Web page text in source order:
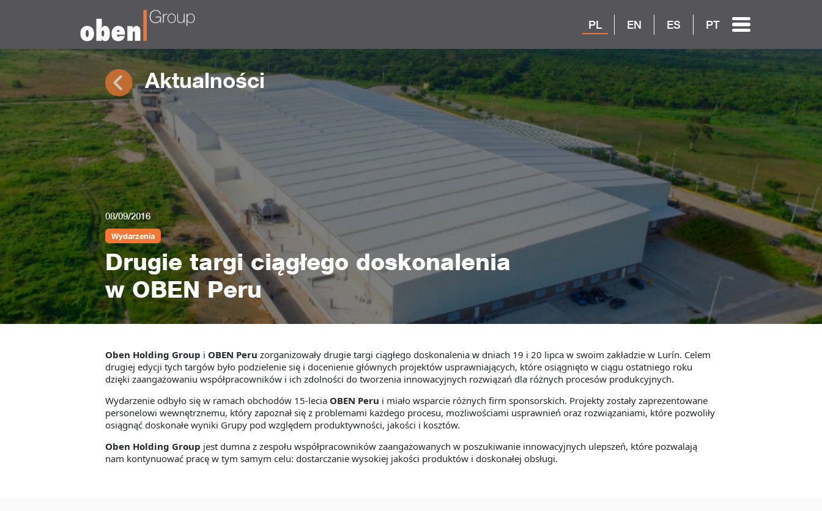
PL EN ES PT
Aktualności
08/09/2016
Wydarzenia
Drugie targi ciągłego doskonalenia
w OBEN Peru
Oben Holding Group i OBEN Peru zorganizowały drugie targi ciągłego doskonalenia w dniach 19 i 20 lipca w swoim zakładzie w Lurín. Celem
drugiej edycji tych targów było podzielenie się i docenienie głównych projektów usprawniających, które osiągnięto w ciągu ostatniego roku
dzięki zaangażowaniu współpracowników i ich zdolności do tworzenia innowacyjnych rozwiązań dla różnych procesów produkcyjnych.
Wydarzenie odbyło się w ramach obchodów 15-lecia OBEN Peru i miało wsparcie różnych firm sponsorskich. Projekty zostały zaprezentowane
personelowi wewnętrznemu, który zapoznał się z problemami każdego procesu, możliwościami usprawnień oraz rozwiązaniami, które pozwoliły
osiągnąć doskonałe wyniki Grupy pod względem produktywności, jakości i kosztów.
Oben Holding Group jest dumna z zespołu współpracowników zaangażowanych w poszukiwanie innowacyjnych ulepszeń, które pozwalają
nam kontynuować pracę w tym samym celu: dostarczanie wysokiej jakości produktów i doskonałej obsługi.